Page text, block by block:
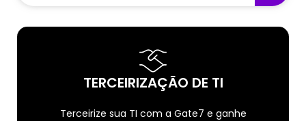
TERCEIRIZAÇÃO DE TI
Terceirize sua TI com a Gate7 e ganhe